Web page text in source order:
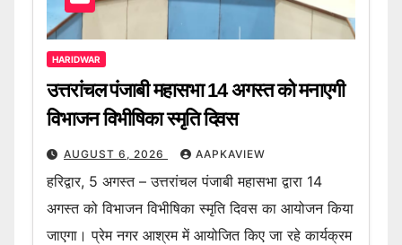
HARIDWAR
उत्तरांचल पंजाबी महासभा 14 अगस्त को मनाएगी
विभाजन विभीषिका स्मृति दिवस
AUGUST 6, 2026 AAPKAVIEW
हरिद्वार, 5 अगस्त – उत्तरांचल पंजाबी महासभा द्वारा 14
अगस्त को विभाजन विभीषिका स्मृति दिवस का आयोजन किया
जाएगा। प्रेम नगर आश्रम में आयोजित किए जा रहे कार्यक्रम